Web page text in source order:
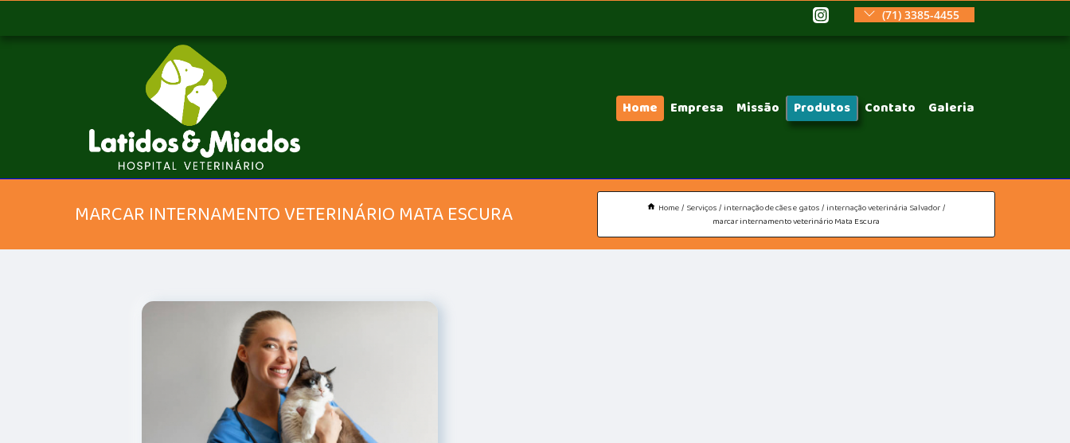
(71) 3385-4455
Home Empresa Missão Produtos Contato Galeria
MARCAR INTERNAMENTO VETERINÁRIO MATA ESCURA Home Serviços internação de cães e gatos internação veterinária Salvador
marcar internamento veterinário Mata Escura